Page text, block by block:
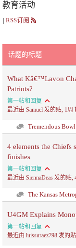
教育活动
| RSS订阅
话题的标题
What Kâ€™Lavon
Patriots?
第一帖和回复
最近由 Samuel 发的贴, 1周
Tremendous
4 elements the Chiefs
finishes
第一帖和回复
最近由 SiennaDeas 发的贴,
The Kansas
U4GM Explains
第一帖和回复
最近由 luissuraez798 发的